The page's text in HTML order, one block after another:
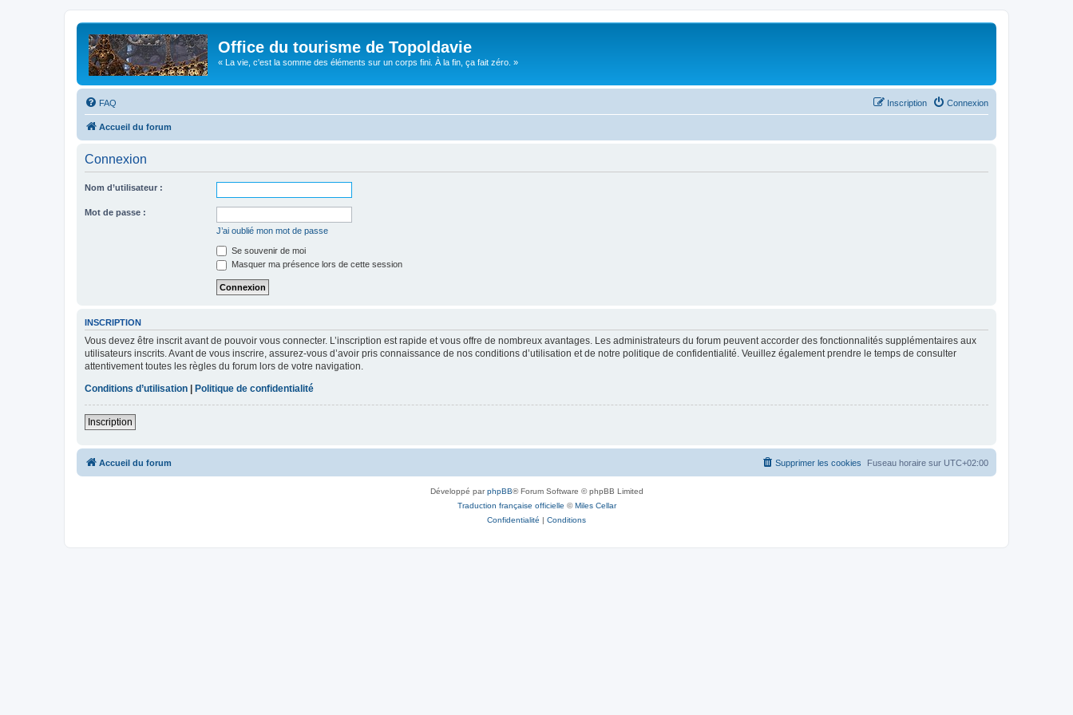
Office du tourisme de Topoldavie
« La vie, c'est la somme des éléments sur un corps fini. À la fin, ça fait zéro. »
FAQ Connexion
Inscription
Accueil du forum
Connexion
Nom d’utilisateur :
Mot de passe :
J’ai oublié mon mot de passe
Se souvenir de moi
Masquer ma présence lors de cette session
INSCRIPTION
Vous devez être inscrit avant de pouvoir vous connecter. L’inscription est rapide et vous offre de nombreux avantages. Les administrateurs du forum peuvent accorder des fonctionnalités supplémentaires aux
utilisateurs inscrits. Avant de vous inscrire, assurez-vous d’avoir pris connaissance de nos conditions d’utilisation et de notre politique de confidentialité. Veuillez également prendre le temps de consulter
attentivement toutes les règles du forum lors de votre navigation.
Conditions d’utilisation
Politique de confidentialité
Inscription
Accueil du forum Fuseau horaire sur UTC+02:00
Supprimer les cookies
Développé parphpBB® Forum Software © phpBB Limited
Traduction française officielle ©Miles Cellar
Confidentialité | Conditions